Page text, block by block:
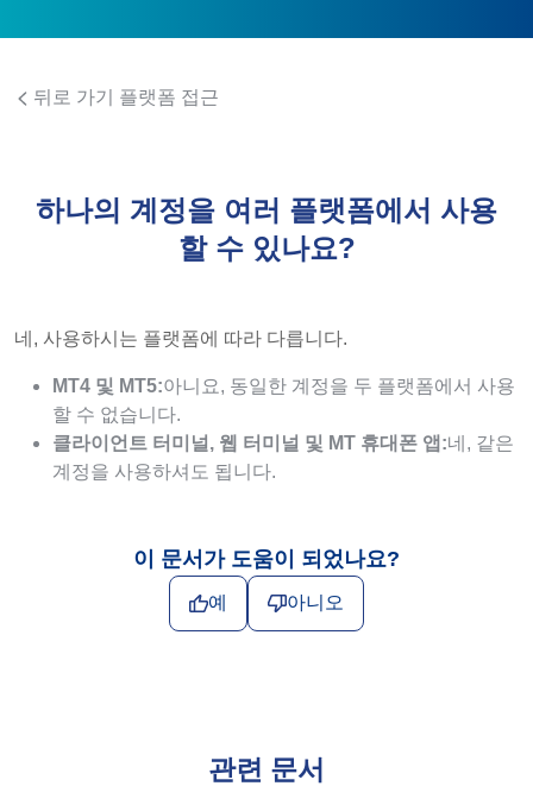
뒤로 가기 플랫폼 접근
하나의 계정을 여러 플랫폼에서 사용
할 수 있나요?
네, 사용하시는 플랫폼에 따라 다릅니다.
MT4 및 MT5:아니요, 동일한 계정을 두 플랫폼에서 사용
할 수 없습니다.
클라이언트 터미널, 웹 터미널 및 MT 휴대폰 앱:네, 같은
계정을 사용하셔도 됩니다.
이 문서가 도움이 되었나요?
예 아니오
관련 문서